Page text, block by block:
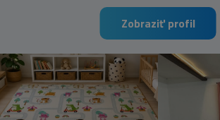
Zobraziť profil